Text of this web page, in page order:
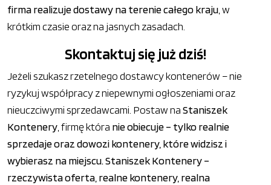
firma realizuje dostawy na terenie całego kraju, w
krótkim czasie oraz na jasnych zasadach.
Skontaktuj się już dziś!
Jeżeli szukasz rzetelnego dostawcy kontenerów – nie
ryzykuj współpracy z niepewnymi ogłoszeniami oraz
nieuczciwymi sprzedawcami. Postaw naStaniszek
Kontenery, firmę która nie obiecuje – tylko realnie
sprzedaje oraz dowozi kontenery, które widzisz i
wybierasz na miejscu. Staniszek Kontenery –
rzeczywista oferta, realne kontenery, realna